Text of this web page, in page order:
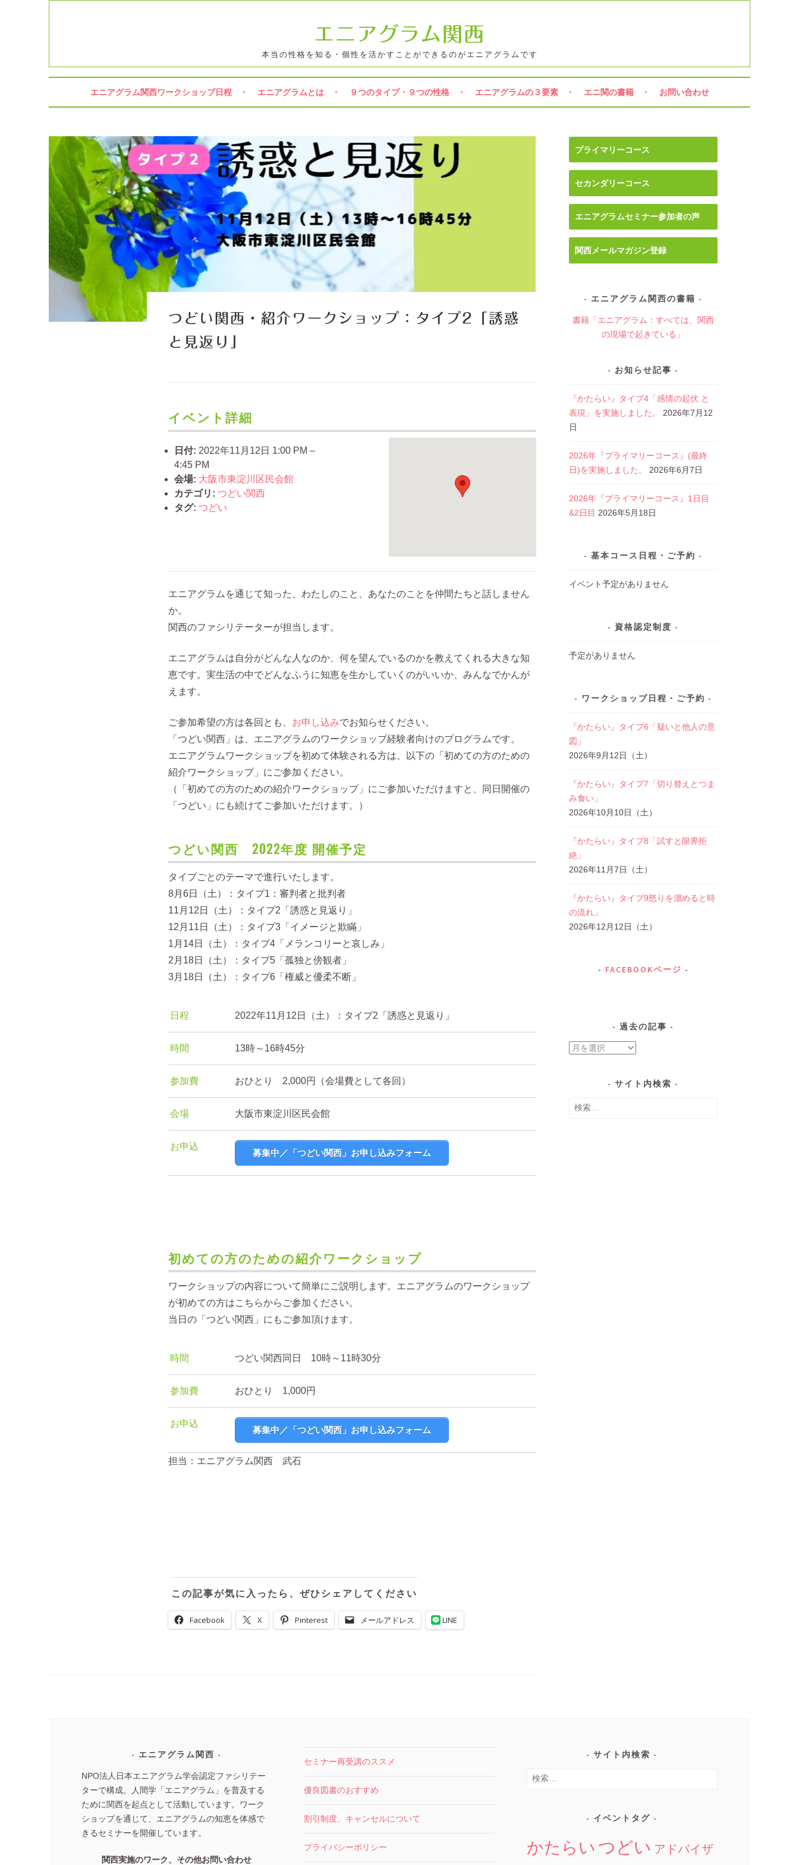
へ
キ
プ
エニアグラム関西
本当の性格を知る・個性を活かすことができるのがエニアグラムです
エニアグラム関西ワークショップ日程 エニアグラムとは ９つのタイプ・９つの性格 エニアグラムの３要素 エニ関の書籍 お問い合わせ
つどい関西・紹介ワークショップ：タイプ2「誘惑
と見返り」
イベント詳細
日付: 2022年11月12日 1:00 PM –
4:45 PM
会場: 大阪市東淀川区民会館
カテゴリ: つどい関西
タグ: つどい
エニアグラムを通じて知った、わたしのこと、あなたのことを仲間たちと話しません
か。
関西のファシリテーターが担当します。
エニアグラムは自分がどんな人なのか、何を望んでいるのかを教えてくれる大きな知
恵です。実生活の中でどんなふうに知恵を生かしていくのがいいか、みんなでかんが
えます。
ご参加希望の方は各回とも、 お申し込みでお知らせください。
「つどい関西」は、エニアグラムのワークショップ経験者向けのプログラムです。
エニアグラムワークショップを初めて体験される方は、以下の「初めての方のための
紹介ワークショップ」にご参加ください。
（「初めての方のための紹介ワークショップ」にご参加いただけますと、同日開催の
「つどい」にも続けてご参加いただけます。）
つどい関西 2022年度 開催予定
タイプごとのテーマで進行いたします。
8月6日（土）：タイプ1：審判者と批判者
11月12日（土）：タイプ2「誘惑と見返り」
12月11日（土）：タイプ3「イメージと欺瞞」
1月14日（土）：タイプ4「メランコリーと哀しみ」
2月18日（土）：タイプ5「孤独と傍観者」
3月18日（土）：タイプ6「権威と優柔不断」
日程 2022年11月12日（土）：タイプ2「誘惑と見返り」
時間 13時～16時45分
参加費 おひとり 2,000円（会場費として各回）
会場 大阪市東淀川区民会館
お申込
募集中／「つどい関西」お申し込みフォーム
初めての方のための紹介ワークショップ
ワークショップの内容について簡単にご説明します。エニアグラムのワークショップ
が初めての方はこちらからご参加ください。
当日の「つどい関西」にもご参加頂けます。
時間 つどい関西同日 10時～11時30分
参加費 おひとり 1,000円
お申込
募集中／「つどい関西」お申し込みフォーム
担当：エニアグラム関西 武石
この記事が気に入ったら、ぜひシェアしてください
Facebook X Pinterest メールアドレス LINE
ゲ
シ
ョ
ン
プライマリーコース
セカンダリーコース
エニアグラムセミナー参加者の声
関西メールマガジン登録
エニアグラム関西の書籍
書籍「エニアグラム：すべては、関西
の現場で起きている」
お知らせ記事
『かたらい』タイプ4「感情の起伏 と
表現」を実施しました。
2026年7月12
日
2026年『プライマリーコース』(最終
日)を実施しました。
2026年6月7日
2026年『プライマリーコース』1日目
&2日目 2026年5月18日
基本コース日程・ご予約
イベント予定がありません
資格認定制度
予定がありません
ワークショップ日程・ご予約
『かたらい』タイプ6「疑いと他人の意
図」
2026年9月12日（土）
『かたらい』タイプ7「切り替えとつま
み食い」
2026年10月10日（土）
『かたらい』タイプ8「試すと限界拒
絶」
2026年11月7日（土）
『かたらい』タイプ9怒りを溜めると時
の流れ」
2026年12月12日（土）
FACEBOOKページ
過去の記事
過
事
サイト内検索
検
エニアグラム関西
NPO法人日本エニアグラム学会認定ファシリテー
ターで構成。人間学「エニアグラム」を普及する
ために関西を起点として活動しています。ワーク
ショップを通じて、エニアグラムの知恵を体感で
きるセミナーを開催しています。
関西実施のワーク、その他お問い合わせ
セミナー再受講のススメ
優良図書のおすすめ
割引制度、キャンセルについて
プライバシーポリシー
サイト内検索
検
イベントタグ
かたらい つどい アドバイザ